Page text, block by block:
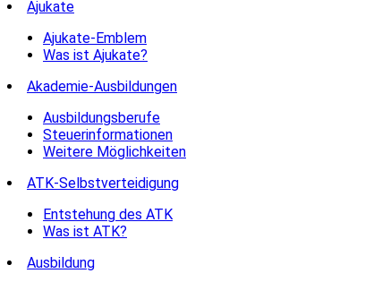
Ajukate
Ajukate-Emblem
Was ist Ajukate?
Akademie-Ausbildungen
Ausbildungsberufe
Steuerinformationen
Weitere Möglichkeiten
ATK-Selbstverteidigung
Entstehung des ATK
Was ist ATK?
Ausbildung